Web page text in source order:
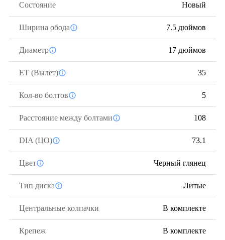
Состояние Новый
Ширина обода 7.5 дюймов
Диаметр 17 дюймов
ЕТ (Вылет) 35
Кол-во болтов 5
Расстояние между болтами 108
DIA (ЦО) 73.1
Цвет Черный глянец
Тип диска Литые
Центральные колпачки В комплекте
Крепеж В комплекте